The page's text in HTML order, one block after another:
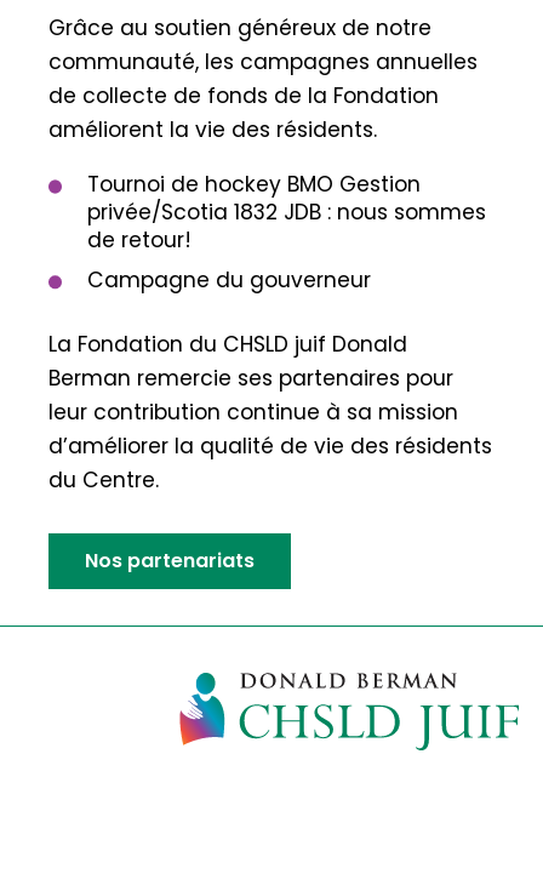
Grâce au soutien généreux de notre
communauté, les campagnes annuelles
de collecte de fonds de la Fondation
améliorent la vie des résidents.
Tournoi de hockey BMO Gestion
privée/Scotia 1832 JDB : nous sommes
de retour!
Campagne du gouverneur
La Fondation du CHSLD juif Donald
Berman remercie ses partenaires pour
leur contribution continue à sa mission
d’améliorer la qualité de vie des résidents
du Centre.
Nos partenariats